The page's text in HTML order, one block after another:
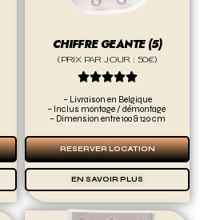
CHIFFRE GEANTE (5)
(PRIX PAR JOUR : 50€)

– Livraison en Belgique
– Inclus montage / démontage
– Dimension entre 100 & 120 cm
RESERVER LOCATION
EN SAVOIR PLUS